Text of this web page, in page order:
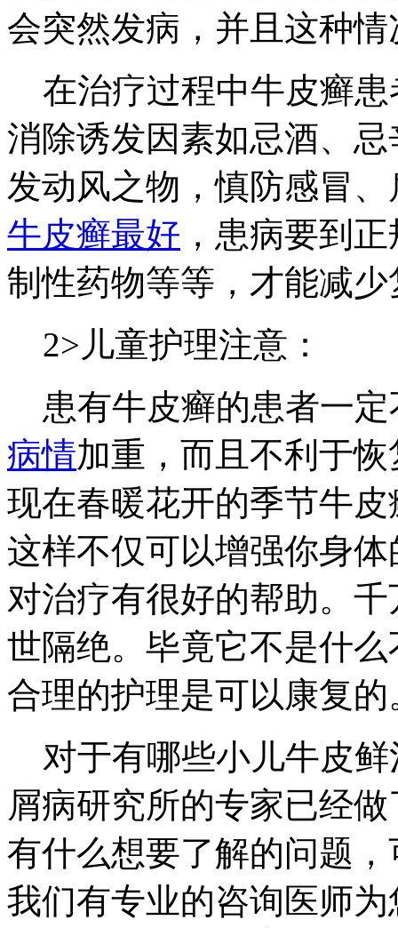
会突然发病，并且这种
在治疗过程中牛皮癣患
消除诱发因素如忌酒、
发动风之物，慎防感冒
牛皮癣最好 ，患病要到
制性药物等等，才能减
2>儿童护理注意：
患有牛皮癣的患者一定
病情加重，而且不利于恢
现在春暖花开的季节牛
这样不仅可以增强你身
对治疗有很好的帮助。
世隔绝。毕竟它不是什
合理的护理是可以康复的
对于有哪些小儿牛皮鲜
屑病研究所的专家已经
有什么想要了解的问题
我们有专业的咨询医师